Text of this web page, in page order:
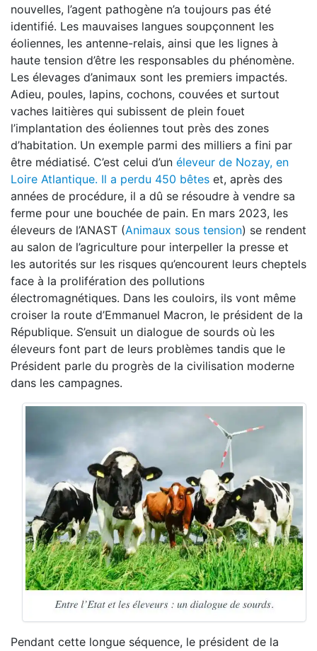
nouvelles, l’agent pathogène n’a toujours pas été
identifié. Les mauvaises langues soupçonnent les
éoliennes, les antenne-relais, ainsi que les lignes à
haute tension d’être les responsables du phénomène.
Les élevages d’animaux sont les premiers impactés.
Adieu, poules, lapins, cochons, couvées et surtout
vaches laitières qui subissent de plein fouet
l’implantation des éoliennes tout près des zones
d’habitation. Un exemple parmi des milliers a fini par
être médiatisé. C’est celui d’un éleveur de Nozay, en
Loire Atlantique. Il a perdu 450 bêtes et, après des
années de procédure, il a dû se résoudre à vendre sa
ferme pour une bouchée de pain. En mars 2023, les
éleveurs de l’ANAST (Animaux sous tension) se rendent
au salon de l’agriculture pour interpeller la presse et
les autorités sur les risques qu’encourent leurs cheptels
face à la prolifération des pollutions
électromagnétiques. Dans les couloirs, ils vont même
croiser la route d’Emmanuel Macron, le président de la
République. S’ensuit un dialogue de sourds où les
éleveurs font part de leurs problèmes tandis que le
Président parle du progrès de la civilisation moderne
dans les campagnes.
Pendant cette longue séquence, le président de la